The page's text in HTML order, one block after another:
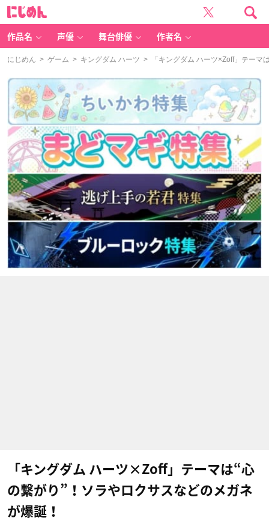
作品名 声優 舞台俳優 作者名
にじめん > ゲーム > キングダム ハーツ > 「キングダム ハーツ×Zoff」テーマ
「キングダム ハーツ×Zoff」テーマは“心
の繋がり”！ソラやロクサスなどのメガネ
が爆誕！